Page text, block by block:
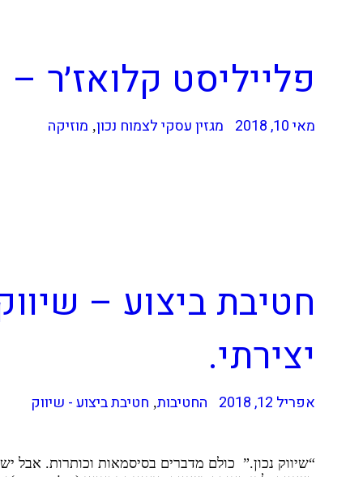
פלייליסט קלואז׳ר –
מאי 10, 2018 מגזין עסקי לצמוח נכון, מוזיקה
חטיבת ביצוע –
יצירתי.
אפריל 12, 2018 החטיבות, חטיבת ביצוע - שיווק
“שיווק נכון.” כולם מדברים בסיסמאות וכותרות.